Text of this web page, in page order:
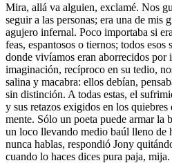
Mira, allá va alguien, exclamé. Nos
seguir a las personas; era una de mis
agujero infernal. Poco importaba si
feas, espantosos o tiernos; todos esos
donde vivíamos eran aborrecidos
imaginación, recíproco en su tedio,
salina y macabra: ellos debían,
sin distinción. A todas estas, el
y sus retazos exigidos en los quiebres
mente. Sólo un poeta puede armar la
un loco llevando medio baúl lleno de
nunca hablas, respondió Jony
cuando lo haces dices pura paja, mija.